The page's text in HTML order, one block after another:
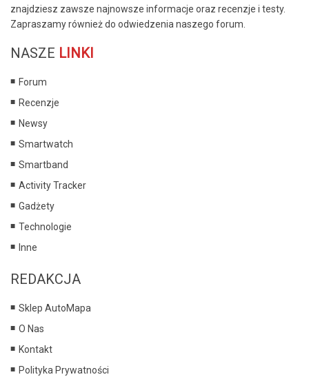
znajdziesz zawsze najnowsze informacje oraz recenzje i testy.
Zapraszamy również do odwiedzenia naszego forum.
NASZE LINKI
Forum
Recenzje
Newsy
Smartwatch
Smartband
Activity Tracker
Gadżety
Technologie
Inne
REDAKCJA
Sklep AutoMapa
O Nas
Kontakt
Polityka Prywatności